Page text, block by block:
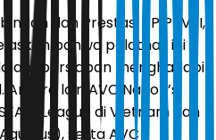
dan Prestasi PP PBVSI,
bahwa pelatnas ini
persiapan menghadapi
lain AVC Nation’s
V League di Vietnam dan
serta AVC